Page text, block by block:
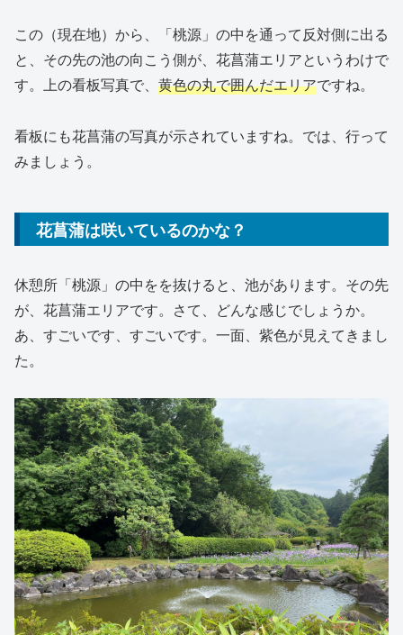
この（現在地）から、「桃源」の中を通って反対側に出る
と、その先の池の向こう側が、花菖蒲エリアというわけで
す。上の看板写真で、 黄色の丸で囲んだエリアですね。
看板にも花菖蒲の写真が示されていますね。では、行って
みましょう。
花菖蒲は咲いているのかな？
休憩所「桃源」の中をを抜けると、池があります。その先
が、花菖蒲エリアです。さて、どんな感じでしょうか。
あ、すごいです、すごいです。一面、紫色が見えてきまし
た。